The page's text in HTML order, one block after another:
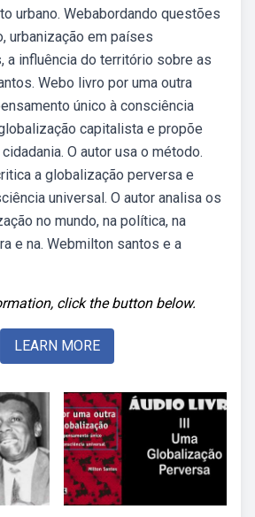
urbano. Webabordando questões
urbanização em países
a influência do território sobre as
Webo livro por uma outra
único à consciência
capitalista e propõe
O autor usa o método.
a globalização perversa e
universal. O autor analisa os
no mundo, na política, na
e na. Webmilton santos e a
click the button below.
LEARN MORE